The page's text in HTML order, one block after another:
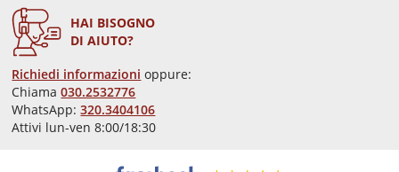
HAI BISOGNO
DI AIUTO?
Richiedi informazioni oppure:
Chiama030.2532776
WhatsApp:320.3404106
Attivi lun-ven 8:00/18:30